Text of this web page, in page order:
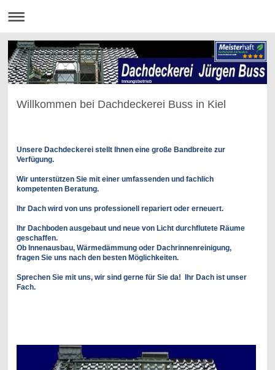
Innungsbetrieb
Willkommen bei Dachdeckerei Buss in Kiel
Unsere Dachdeckerei stellt Ihnen eine große Bandbreite zur
Verfügung.
Wir unterstützen Sie mit einer umfassenden und fachlich
kompetenten Beratung.
Ihr Dach wird von uns professionell repariert oder erneuert.
Ihr Dachboden ausgebaut und neue von Licht durchflutete Räume
geschaffen.
Ob Innenausbau, Wärmedämmung oder Dachrinnenreinigung,
fragen Sie uns nach den besten Möglichkeiten.
Sprechen Sie mit uns, wir sind gerne für Sie da! Ihr Dach ist unser
Fach.